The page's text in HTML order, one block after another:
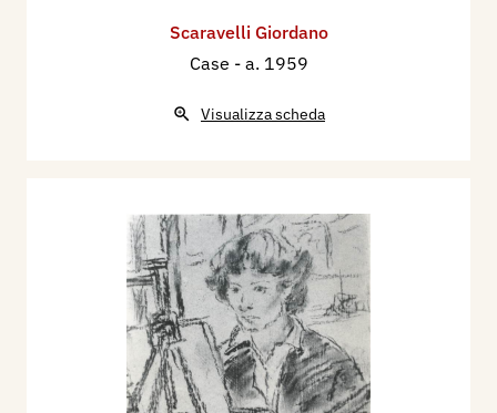
Scaravelli Giordano
Case - a. 1959
Visualizza scheda